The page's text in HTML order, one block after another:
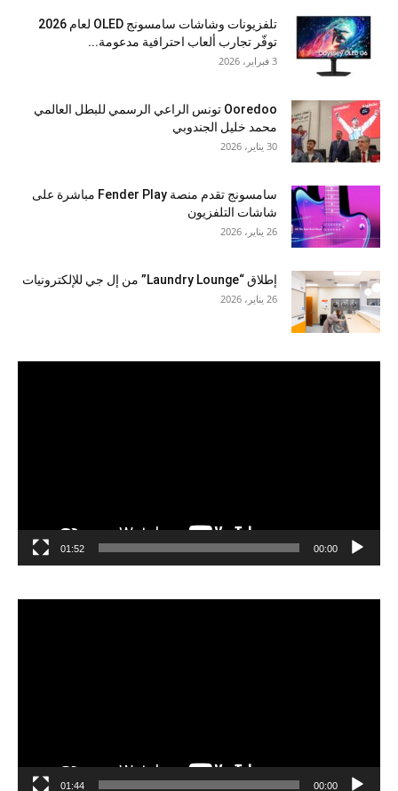
تلفزيونات وشاشات سامسونج OLED لعام 2026
توفّر تجارب ألعاب احترافية مدعومة...
3 فبراير، 2026
Ooredoo تونس الراعي الرسمي للبطل العالمي
محمد خليل الجندوبي
30 يناير، 2026
سامسونج تقدم منصة Fender Play مباشرة على
شاشات التلفزيون
26 يناير، 2026
إطلاق “Laundry Lounge” من إل جي للإلكترونيات
26 يناير، 2026
00:00
01:52
00:00
01:44